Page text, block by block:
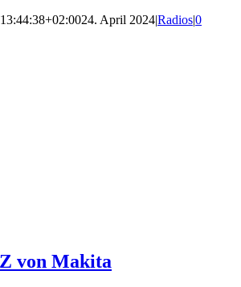
24. April 2024|Radios|0
von Makita